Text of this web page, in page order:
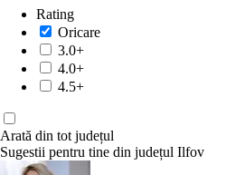
Rating
Oricare
3.0+
4.0+
4.5+
Arată din tot județul
Sugestii pentru tine din județul Ilfov